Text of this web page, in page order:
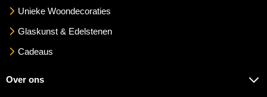
Unieke Woondecoraties
Glaskunst & Edelstenen
Cadeaus
Over ons